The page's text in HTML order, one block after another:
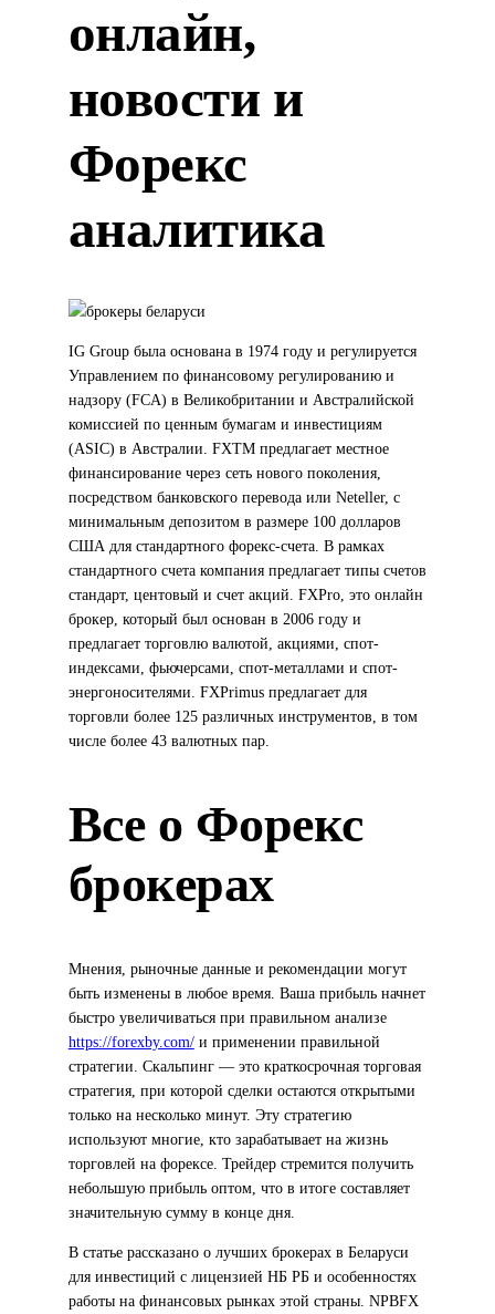
онлайн,
новости и
Форекс
аналитика
IG Group была основана в 1974 году и регулируется
Управлением по финансовому регулированию и
надзору (FCA) в Великобритании и Австралийской
комиссией по ценным бумагам и инвестициям
(ASIC) в Австралии. FXTM предлагает местное
финансирование через сеть нового поколения,
посредством банковского перевода или Neteller, с
минимальным депозитом в размере 100 долларов
США для стандартного форекс-счета. В рамках
стандартного счета компания предлагает типы счетов
стандарт, центовый и счет акций. FXPro, это онлайн
брокер, который был основан в 2006 году и
предлагает торговлю валютой, акциями, спот-
индексами, фьючерсами, спот-металлами и спот-
энергоносителями. FXPrimus предлагает для
торговли более 125 различных инструментов, в том
числе более 43 валютных пар.
Вcе о Форекс
брокерах
Мнения, рыночные данные и рекомендации могут
быть изменены в любое время. Ваша прибыль начнет
быстро увеличиваться при правильном анализе
https://forexby.com/и применении правильной
стратегии. Скальпинг — это краткосрочная торговая
стратегия, при которой сделки остаются открытыми
только на несколько минут. Эту стратегию
используют многие, кто зарабатывает на жизнь
торговлей на форексе. Трейдер стремится получить
небольшую прибыль оптом, что в итоге составляет
значительную сумму в конце дня.
В статье рассказано о лучших брокерах в Беларуси
для инвестиций с лицензией НБ РБ и особенностях
работы на финансовых рынках этой страны. NPBFX